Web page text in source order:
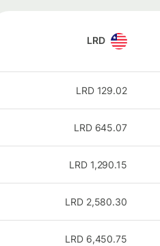
LRD
129.02
LRD
645.07
LRD
1,290.15
LRD
2,580.30
LRD
6,450.75
LRD